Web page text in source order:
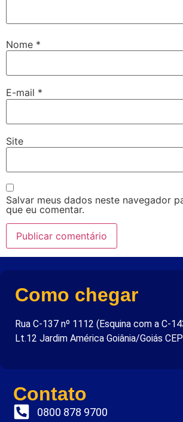
Nome *
E-mail *
Site
Salvar meus dados neste navegador
que eu comentar.
Como chegar
Rua C-137 nº 1112 (Esquina com a C-
Lt.12 Jardim América Goiânia/Goiás
Contato
0800 878 9700